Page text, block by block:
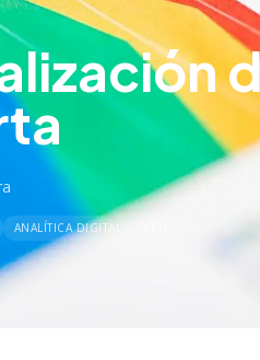
ANALÍTICA DIGITAL